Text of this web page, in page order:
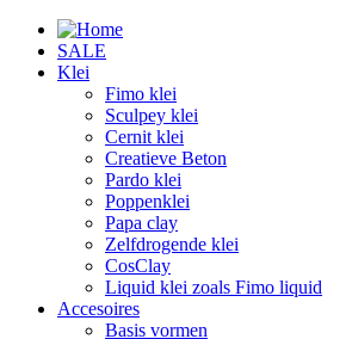
SALE
Klei
Fimo klei
Sculpey klei
Cernit klei
Creatieve Beton
Pardo klei
Poppenklei
Papa clay
Zelfdrogende klei
CosClay
Liquid klei zoals Fimo liquid
Accesoires
Basis vormen